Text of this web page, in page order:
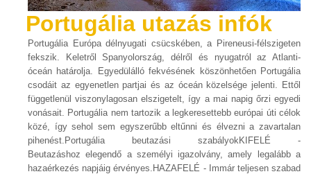
Portugália utazás infók
Portugália Európa délnyugati csücskében, a Pireneusi-félszigeten
fekszik. Keletről Spanyolország, délről és nyugatról az Atlanti-
óceán határolja. Egyedülálló fekvésének köszönhetően Portugália
csodáit az egyenetlen partjai és az óceán közelsége jelenti. Ettől
függetlenül viszonylagosan elszigetelt, így a mai napig őrzi egyedi
vonásait. Portugália nem tartozik a legkeresettebb európai úti célok
közé, így sehol sem egyszerűbb eltűnni és élvezni a zavartalan
pihenést.Portugália beutazási szabályokKIFELÉ -
Beutazáshoz elegendő a személyi igazolvány, amely legalább a
hazaérkezés napjáig érvényes.HAZAFELÉ - Immár teljesen szabad